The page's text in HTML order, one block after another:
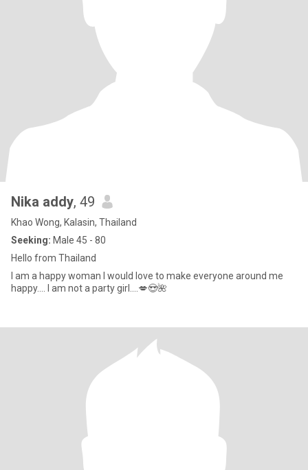
Nika addy, 49
Khao Wong, Kalasin, Thailand
Seeking: Male 45 - 80
Hello from Thailand
I am a happy woman I would love to make everyone around me
happy.... I am not a party girl....💋😍🌺